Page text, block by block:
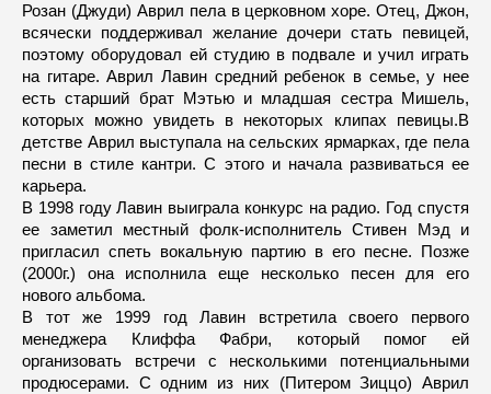
Розан (Джуди) Аврил пела в церковном хоре. Отец, Джон,
всячески поддерживал желание дочери стать певицей,
поэтому оборудовал ей студию в подвале и учил играть
на гитаре. Аврил Лавин средний ребенок в семье, у нее
есть старший брат Мэтью и младшая сестра Мишель,
которых можно увидеть в некоторых клипах певицы.В
детстве Аврил выступала на сельских ярмарках, где пела
песни в стиле кантри. С этого и начала развиваться ее
карьера.
В 1998 году Лавин выиграла конкурс на радио. Год спустя
ее заметил местный фолк-исполнитель Стивен Мэд и
пригласил спеть вокальную партию в его песне. Позже
(2000г.) она исполнила еще несколько песен для его
нового альбома.
В тот же 1999 год Лавин встретила своего первого
менеджера Клиффа Фабри, который помог ей
организовать встречи с несколькими потенциальными
продюсерами. С одним из них (Питером Зиццо) Аврил